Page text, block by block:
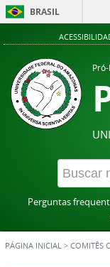
BRASIL
Perguntas
PÁGINA INICIAL > COMITÊS